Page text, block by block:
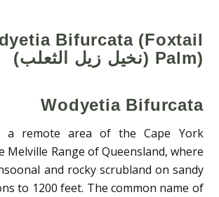
Bifurcata (Foxtail
Palm) (نخيل زيل الثعلب)
Wodyetia Bifurcata
a remote area of the Cape York
Melville Range of Queensland, where
and rocky scrubland on sandy
to 1200 feet. The common name of